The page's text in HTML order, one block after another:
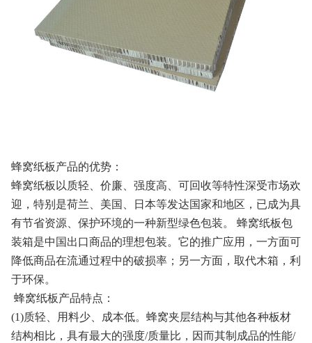
蜂窝纸板产品的优势：
蜂窝纸板以质轻、价廉、强度高、可回收等特性深受市场欢
迎，特别是荷兰、美国、日本等发达国家和地区，已成为具
有节省资源、保护环境的一种新型绿色包装。 蜂窝纸板包
装箱是中国出口商品的理想包装。它的推广应用，一方面可
降低商品在流通过程中的破损率；另一方面，取代木箱，利
于环保。
蜂窝纸板产品特点：
(1)质轻、用料少、成本低。蜂窝夹层结构与其他各种板材
结构相比，具有最大的强度/质量比，因而其制成品的性能/